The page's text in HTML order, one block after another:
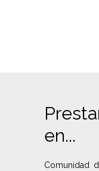
en...
Comunidad